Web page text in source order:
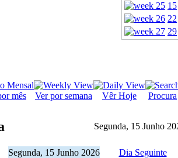
15
22
29
mês Ver por semana Vêr Hoje Procura
Segunda, 15 Junho
Segunda, 15 Junho 2026 Dia Seguinte